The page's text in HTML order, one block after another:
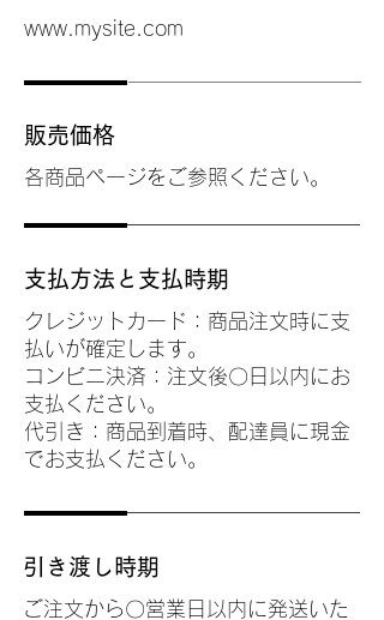
www.mysite.com
販売価格
各商品ページをご参照ください。
支払方法と支払時期
クレジットカード：商品注文時に支
払いが確定します。
コンビニ決済：注文後〇日以内にお
支払ください。
代引き：商品到着時、配達員に現金
でお支払ください。
引き渡し時期
ご注文から〇営業日以内に発送いた